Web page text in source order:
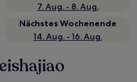
7. Aug. - 8. Aug.
Nächstes Wochenende
14. Aug. - 16. Aug.